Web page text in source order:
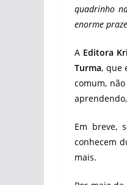
quadrinho
enorme
A Editora
Turma, que
comum,
Em breve,
conhecem
mais.